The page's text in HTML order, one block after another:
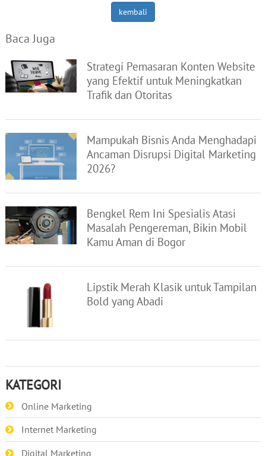
kembali
Baca Juga
Strategi Pemasaran Konten Website
yang Efektif untuk Meningkatkan
Trafik dan Otoritas
Mampukah Bisnis Anda Menghadapi
Ancaman Disrupsi Digital Marketing
2026?
Bengkel Rem Ini Spesialis Atasi
Masalah Pengereman, Bikin Mobil
Kamu Aman di Bogor
Lipstik Merah Klasik untuk Tampilan
Bold yang Abadi
KATEGORI
Online Marketing
Internet Marketing
Digital Marketing